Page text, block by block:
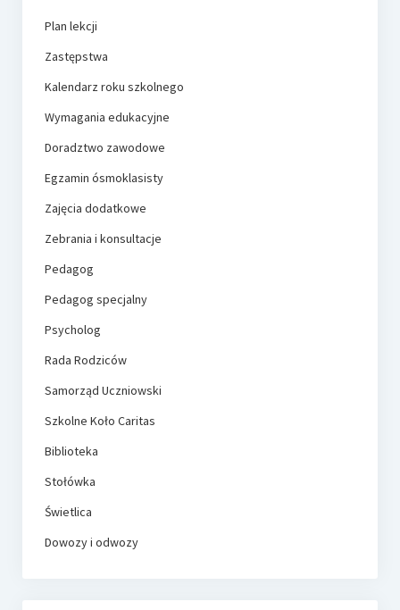
Plan lekcji
Zastępstwa
Kalendarz roku szkolnego
Wymagania edukacyjne
Doradztwo zawodowe
Egzamin ósmoklasisty
Zajęcia dodatkowe
Zebrania i konsultacje
Pedagog
Pedagog specjalny
Psycholog
Rada Rodziców
Samorząd Uczniowski
Szkolne Koło Caritas
Biblioteka
Stołówka
Świetlica
Dowozy i odwozy